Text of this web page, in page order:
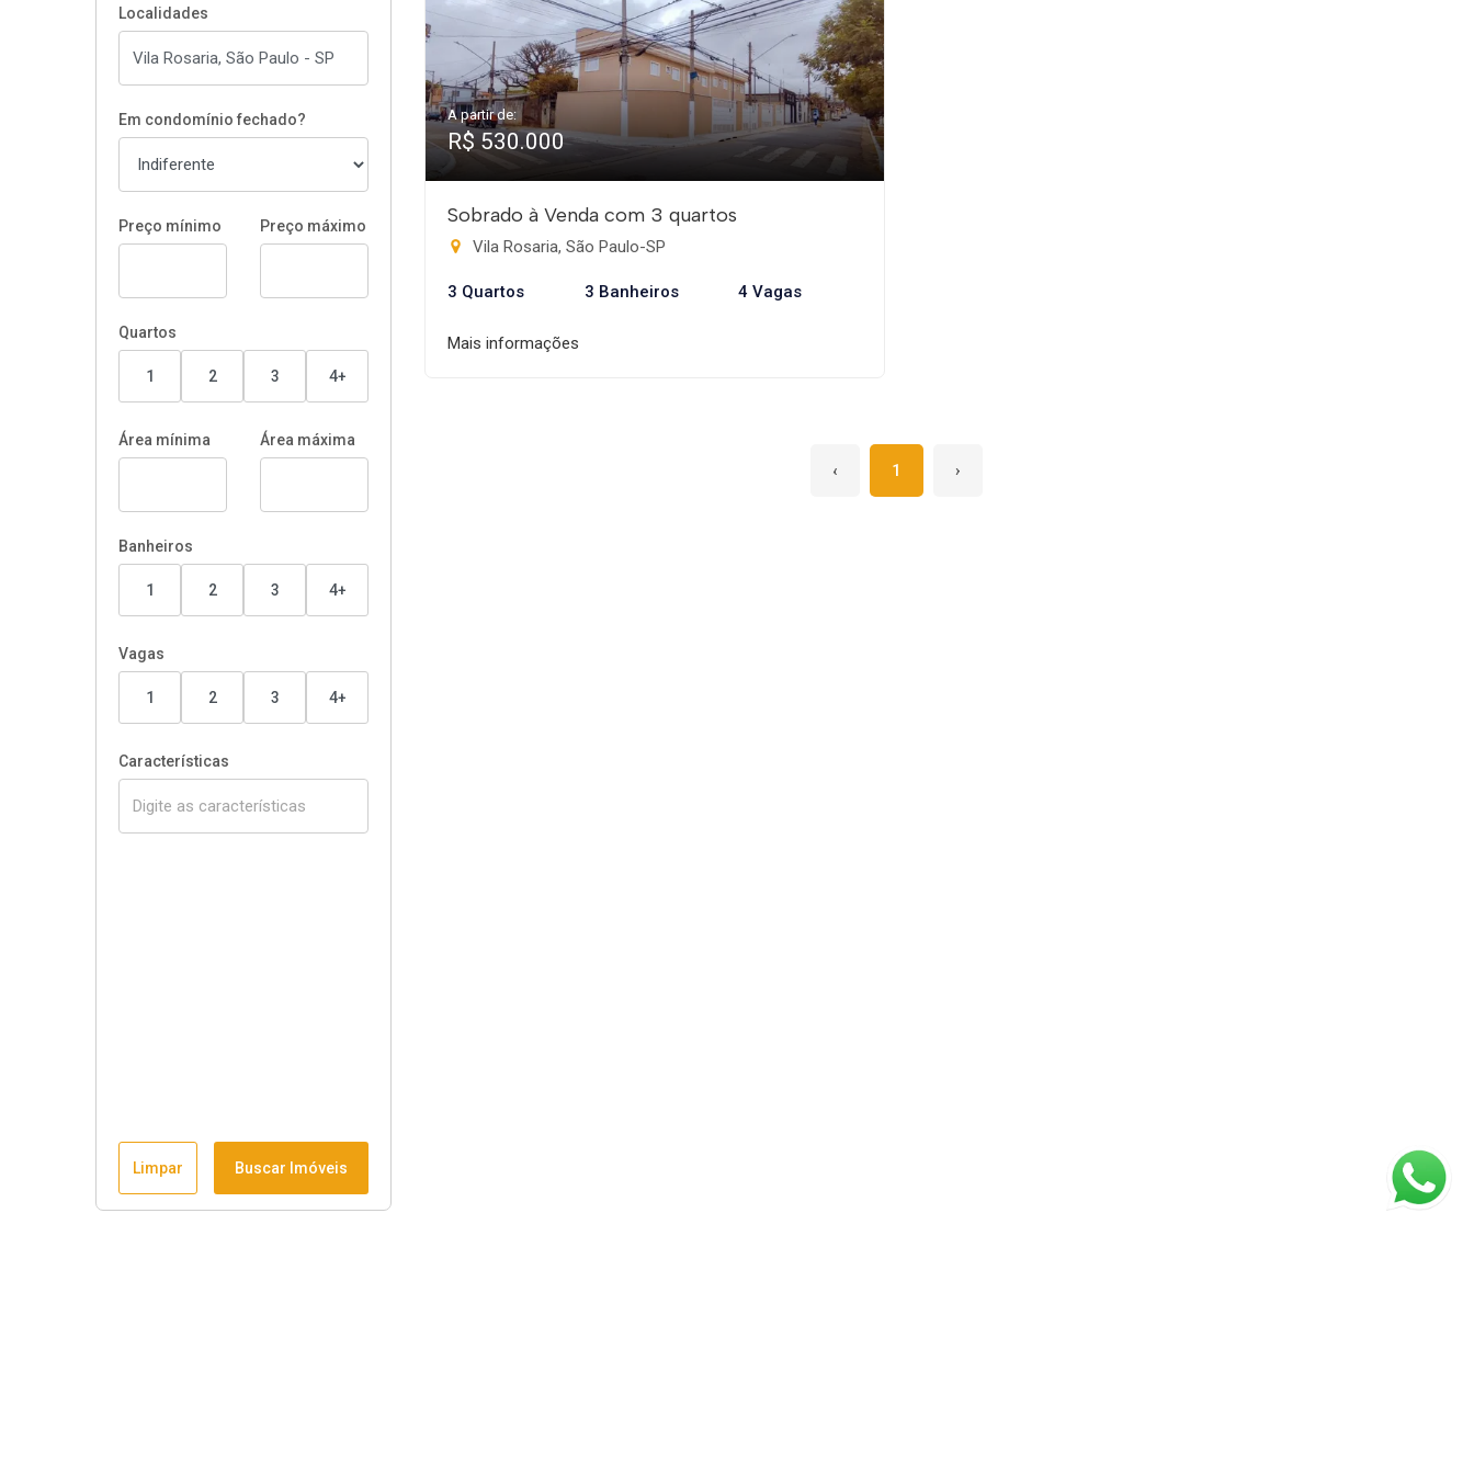
Localidades
Em condomínio fechado?
Preço mínimo Preço máximo
Quartos
1 2 3 4+
Área mínima Área máxima
Banheiros
1 2 3 4+
Vagas
1 2 3 4+
Características
Limpar Buscar Imóveis
A partir de:
R$ 530.000
Sobrado à Venda com 3 quartos
Vila Rosaria, São Paulo-SP
3 Quartos 3 Banheiros 4 Vagas
Mais informações
‹ 1 ›